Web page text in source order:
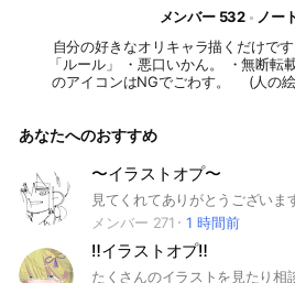
メンバー 532
ノー
自分の好きなオリキャラ描くだけで
「ルール」 ・悪口いかん。 ・無断転
のアイコンはNGでごわす。 (人の
あなたへのおすすめ
〜イラストオプ〜
メンバー 271
1 時間前
‼️イラストオプ‼️